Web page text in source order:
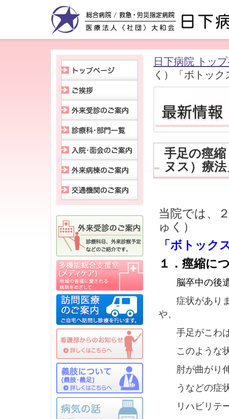
日下病院 トッ
く）「ボトッ
手足の痙
ヌス）療
当院では、
ゅく）
「ボトック
１．痙縮に
脳卒中の後遺
症状がありま
や、
手足がこわば
このような状
肘が曲がり伸
うなどの症状
リハビリテー